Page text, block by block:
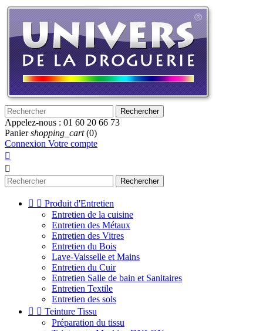
Rechercher
Appelez-nous : 01 60 20 66 73
Panier shopping_cart (0)
Connexion Votre compte


Rechercher
  Produit d'Entretien
Entretien de la cuisine
Entretien des Métaux
Entretien des Vitres
Entretien du Bois
Lave-Vaisselle et Mains
Entretien du Cuir
Entretien Salle de bain et Sanitaires
Entretien Textile
Entretien des sols
  Teinture Tissu
Préparation du tissu